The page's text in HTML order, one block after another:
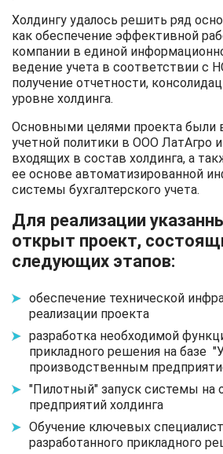
Холдингу удалось решить ряд
как обеспечение эффективной
компании в единой
ведение учета в соответствии с
получение отчетности,
уровне холдинга.
Основными целями проекта были
учетной политики в ООО ЛатАгро
входящих в состав холдинга, а
ее основе автоматизированной
системы бухгалтерского учета.
Для реализации
открыт проект,
следующих этапов:
обеспечение технической
реализации проекта
разработка необходимой
прикладного решения на базе
производственным
"Пилотный" запуск системы на
предприятий холдинга
Обучение ключевых
разработанного прикладного